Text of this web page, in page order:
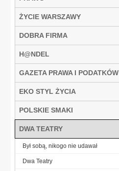
ŻYCIE WARSZAWY
DOBRA FIRMA
H@NDEL
GAZETA PRAWA I PODATKÓW
EKO STYL ŻYCIA
POLSKIE SMAKI
DWA TEATRY
Był sobą, nikogo nie udawał
Dwa Teatry